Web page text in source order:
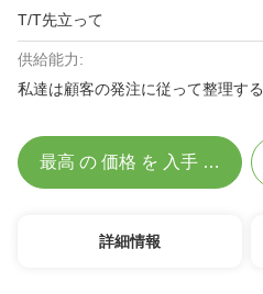
T/T先立って
供給能力:
私達は顧客の発注に従って整理する
最高 の 価格 を 入手 する
詳細情報